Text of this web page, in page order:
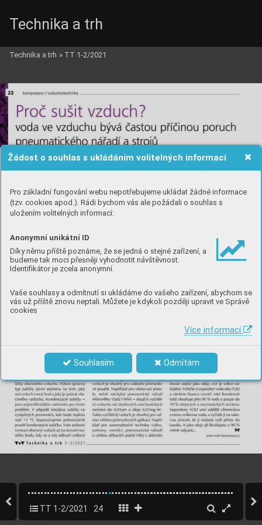
Žádost o souhlas s ukládáním volitelných informací
Pro základní fungování webu nepotřebujeme ukládat žádné informace
(tzv. cookies apod.). Rádi bychom vás ale požádali o souhlas s
uložením volitelných informací:
Anonymní unikátní ID
Díky němu příště poznáme, že se jedná o stejné zařízení, a
budeme tak moci přesněji vyhodnotit návštěvnost.
Identifikátor je zcela anonymní.
Vaše souhlasy a odmítnutí si ukládáme do vašeho zařízení, abychom se
vás už příště znovu neptali. Můžete je kdykoli později upravit ve Správě
cookies
Více informací
Souhlasím Odmítám
Technika a trh
Technika a trh » TT 1-2/2021
TT 1-2/2021 24